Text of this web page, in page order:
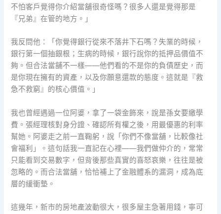
不怕客戶覺得你介紹當舖很奇怪嗎？很多人還是覺得那是
『兄弟』在管的地方。」
我反問他：「你覺得銀行從來不落井下石嗎？失業的時候，
銀行第一個抽銀根；生病的時候，銀行說你的抵押品價值不
夠。但合法當舖不一樣——他們看的不是你的負債歷史，而
是你現在擁有的資產，以及你願意還款的態度。這就是『救
急不救窮』的核心價值。」
我也曾經遇過一位阿婆，拿了一袋金飾來，說是孫女要繳學
費。張經理核對身分證、確認所有權之後，用最優惠的利率
幫她。阿婆走之前一直鞠躬，說「你們不像當舖，比較像社
會福利」。這句話我一直記在心裡——我們做仲介的，常常
只能看到交易數字，但背後那些真實的喜怒哀樂，往往是被
忽略的。而合法當舖，恰恰補上了金融體系的漏洞，成為底
層的緩衝墊。
這幾年，新市的房地產波動很大，很多屋主急著用錢，寧可